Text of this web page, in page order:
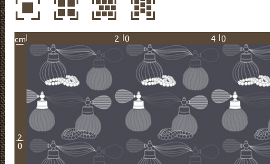
cm 20 40
2
0